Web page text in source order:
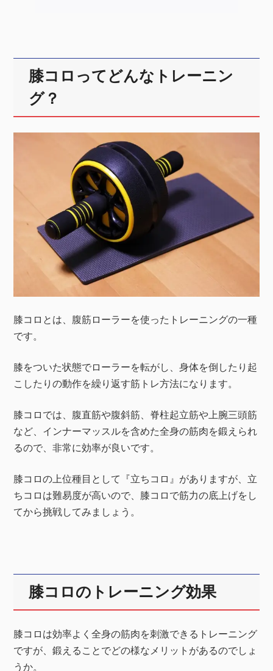
膝コロってどんなトレーニン
グ？
膝コロとは、腹筋ローラーを使ったトレーニングの一種
です。
膝をついた状態でローラーを転がし、身体を倒したり起
こしたりの動作を繰り返す筋トレ方法になります。
膝コロでは、腹直筋や腹斜筋、脊柱起立筋や上腕三頭筋
など、インナーマッスルを含めた全身の筋肉を鍛えられ
るので、非常に効率が良いです。
膝コロの上位種目として『立ちコロ』がありますが、立
ちコロは難易度が高いので、膝コロで筋力の底上げをし
てから挑戦してみましょう。
膝コロのトレーニング効果
膝コロは効率よく全身の筋肉を刺激できるトレーニング
ですが、鍛えることでどの様なメリットがあるのでしょ
うか。